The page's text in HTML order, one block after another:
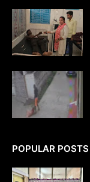
POPULAR POSTS